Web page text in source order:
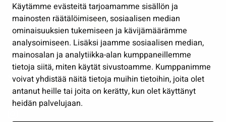
Käytämme evästeitä tarjoamamme sisällön ja
mainosten räätälöimiseen, sosiaalisen median
ominaisuuksien tukemiseen ja kävijämäärämme
analysoimiseen. Lisäksi jaamme sosiaalisen median,
mainosalan ja analytiikka-alan kumppaneillemme
tietoja siitä, miten käytät sivustoamme. Kumppanimme
voivat yhdistää näitä tietoja muihin tietoihin, joita olet
antanut heille tai joita on kerätty, kun olet käyttänyt
heidän palvelujaan.
Työ ja yrittäminen
Osallistu ja asioi
Näytä omat evästeasetukseni
Seuraa meitä